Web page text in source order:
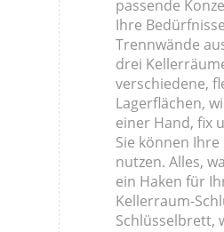
passende
Ihre
Trennwände
drei
verschiedene,
Lagerflächen,
einer Hand, fix
Sie können
nutzen. Alles,
ein Haken für
Kellerraum-
Schlüsselbrett,